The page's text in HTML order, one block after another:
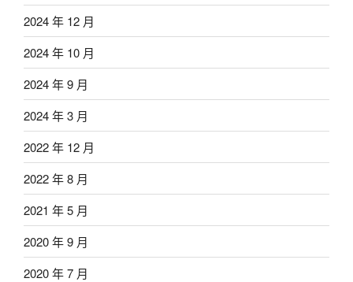
2024 年 12 月
2024 年 10 月
2024 年 9 月
2024 年 3 月
2022 年 12 月
2022 年 8 月
2021 年 5 月
2020 年 9 月
2020 年 7 月